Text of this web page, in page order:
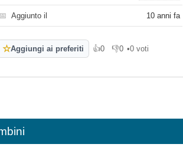
📅 Aggiunto il 10 anni fa
☆Aggiungi ai preferiti 👍0
Mi piace
👎0
Non mi piace
•0 voti